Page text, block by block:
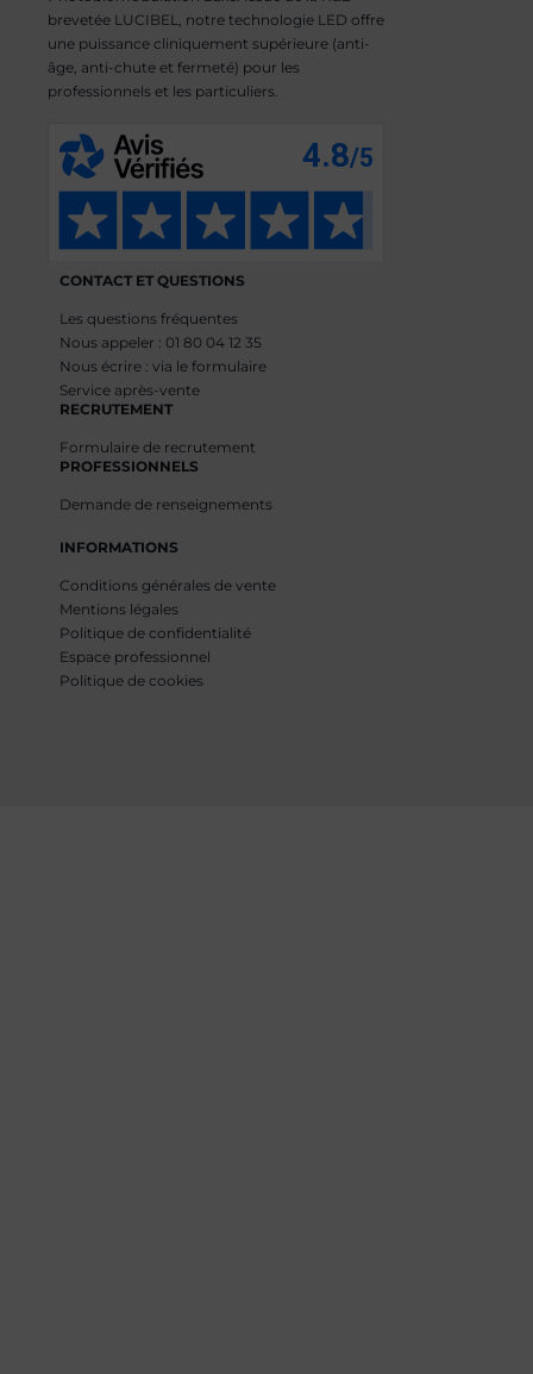
brevetée LUCIBEL, notre technologie LED offre
une puissance cliniquement supérieure (anti-
âge, anti-chute et fermeté) pour les
professionnels et les particuliers.
CONTACT ET QUESTIONS
Les questions fréquentes
Nous appeler : 01 80 04 12 35
Nous écrire : via le formulaire
Service après-vente
RECRUTEMENT
Formulaire de recrutement
PROFESSIONNELS
Demande de renseignements
INFORMATIONS
Conditions générales de vente
Mentions légales
Politique de confidentialité
Espace professionnel
Politique de cookies